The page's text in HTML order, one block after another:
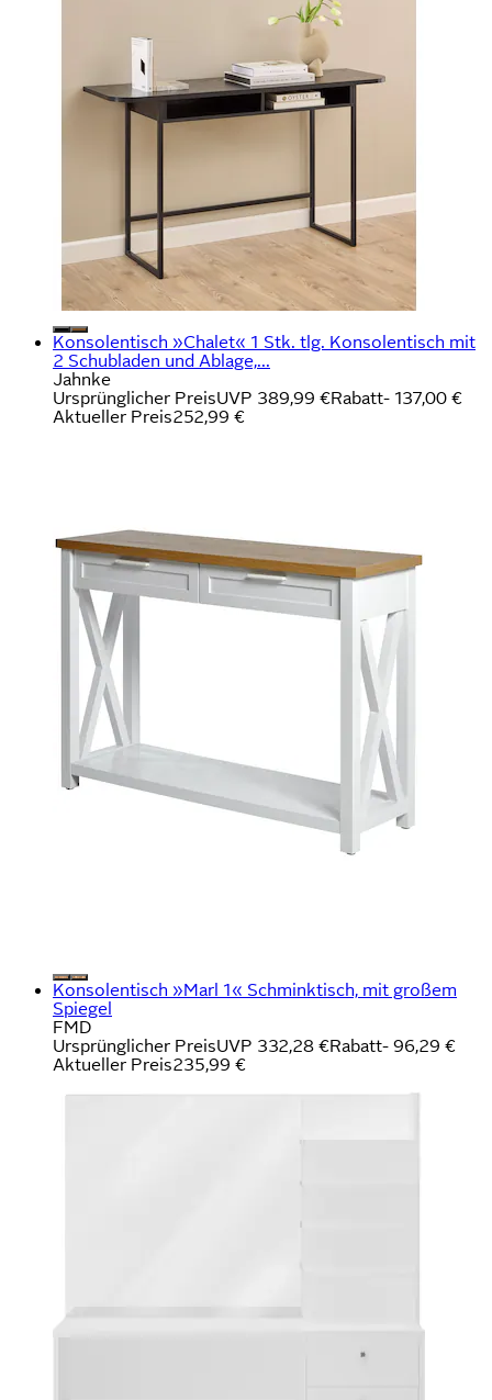
Konsolentisch »Chalet« 1 Stk. tlg. Konsolentisch mit
2 Schubladen und Ablage,...
Jahnke
Ursprünglicher PreisUVP 389,99 €Rabatt- 137,00 €
Aktueller Preis252,99 €
Konsolentisch »Marl 1« Schminktisch, mit großem
Spiegel
FMD
Ursprünglicher PreisUVP 332,28 €Rabatt- 96,29 €
Aktueller Preis235,99 €